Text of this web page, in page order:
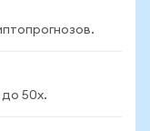
до 50x.